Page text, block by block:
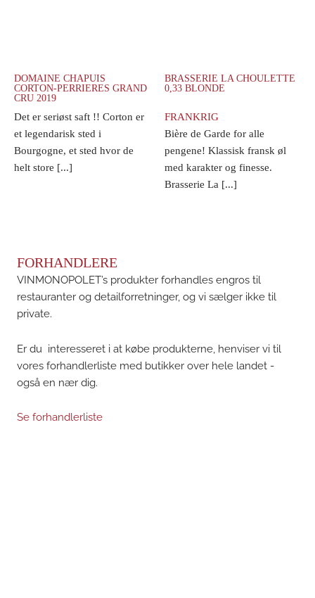
DOMAINE CHAPUIS
CORTON-PERRIERES GRAND
CRU 2019
Det er seriøst saft !! Corton er
et legendarisk sted i
Bourgogne, et sted hvor de
helt store [...]
BRASSERIE LA CHOULETTE
0,33 BLONDE
FRANKRIG
Bière de Garde for alle
pengene! Klassisk fransk øl
med karakter og finesse.
Brasserie La [...]
FORHANDLERE
VINMONOPOLET’s produkter forhandles engros til
restauranter og detailforretninger, og vi sælger ikke til
private.
Er du interesseret i at købe produkterne, henviser vi til
vores forhandlerliste med butikker over hele landet -
også en nær dig.
Se forhandlerliste